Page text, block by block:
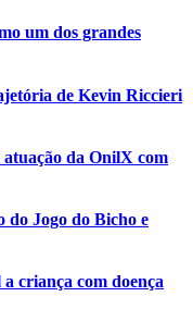
um dos grandes
de Kevin Riccieri
da OnilX com
do Jogo do Bicho e
criança com doença